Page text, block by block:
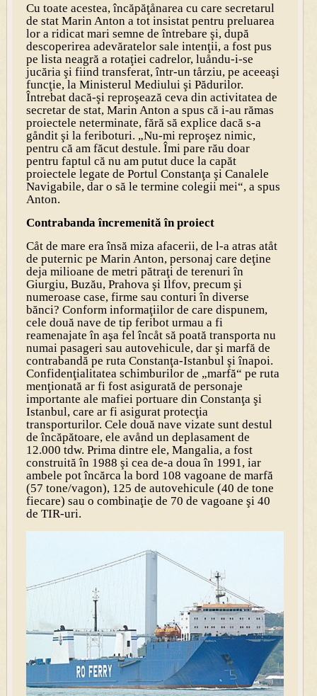
Cu toate acestea, încăpăţånarea cu care secretarul
de stat Marin Anton a tot insistat pentru preluarea
lor a ridicat mari semne de întrebare şi, după
descoperirea adevăratelor sale intenţii, a fost pus
pe lista neagră a rotaţiei cadrelor, luåndu-i-se
jucăria şi fiind transferat, într-un tårziu, pe aceeaşi
funcţie, la Ministerul Mediului şi Pădurilor.
Întrebat dacă-şi reproşează ceva din activitatea de
secretar de stat, Marin Anton a spus că i-au rămas
proiectele neterminate, fără să explice dacă s-a
gåndit şi la feriboturi. „Nu-mi reproşez nimic,
pentru că am făcut destule. Îmi pare rău doar
pentru faptul că nu am putut duce la capăt
proiectele legate de Portul Constanţa şi Canalele
Navigabile, dar o să le termine colegii mei“, a spus
Anton.
Contrabanda încremenită în proiect
Cåt de mare era însă miza afacerii, de l-a atras atåt
de puternic pe Marin Anton, personaj care deţine
deja milioane de metri pătraţi de terenuri în
Giurgiu, Buzău, Prahova şi Ilfov, precum şi
numeroase case, firme sau conturi în diverse
bănci? Conform informaţiilor de care dispunem,
cele două nave de tip feribot urmau a fi
reamenajate în aşa fel încåt să poată transporta nu
numai pasageri sau autovehicule, dar şi marfă de
contrabandă pe ruta Constanţa-Istanbul şi înapoi.
Confidenţialitatea schimburilor de „marfă“ pe ruta
menţionată ar fi fost asigurată de personaje
importante ale mafiei portuare din Constanţa şi
Istanbul, care ar fi asigurat protecţia
transporturilor. Cele două nave vizate sunt destul
de încăpătoare, ele avånd un deplasament de
12.000 tdw. Prima dintre ele, Mangalia, a fost
construită în 1988 şi cea de-a doua în 1991, iar
ambele pot încărca la bord 108 vagoane de marfă
(57 tone/vagon), 125 de autovehicule (40 de tone
fiecare) sau o combinaţie de 70 de vagoane şi 40
de TIR-uri.